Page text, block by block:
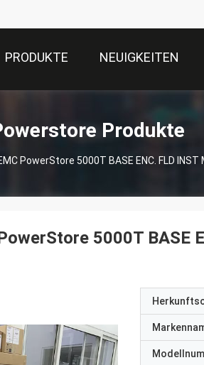
PRODUKTE NEUIGKEITEN
Produkte
PowerStore 5000T BASE ENC. FLD
5000T BASE